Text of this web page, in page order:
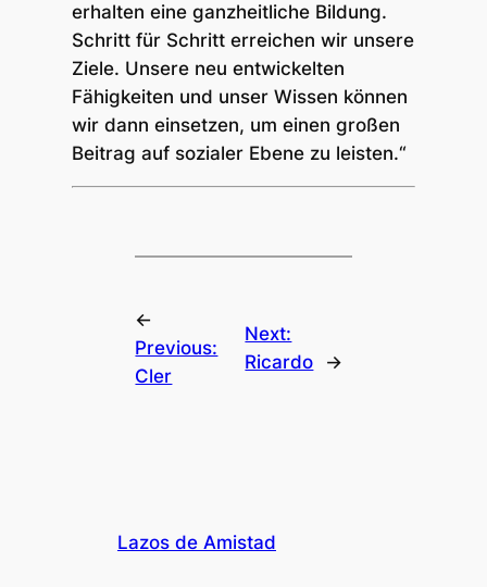
erhalten eine ganzheitliche Bildung.
Schritt für Schritt erreichen wir unsere
Ziele. Unsere neu entwickelten
Fähigkeiten und unser Wissen können
wir dann einsetzen, um einen großen
Beitrag auf sozialer Ebene zu leisten.“
←
Previous:
Cler
Next:
Ricardo
→
Lazos de Amistad